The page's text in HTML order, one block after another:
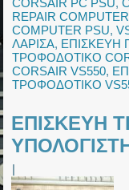
CORSAIR PC PSU,
REPAIR
COMPUTER PSU,
ΛΑΡΙΣΑ, ΕΠΙΣΚΕΥΗ
ΤΡΟΦΟΔΟΤΙΚΟ
CORSAIR VS550,
ΤΡΟΦΟΔΟΤΙΚΟ
ΕΠΙΣΚΕΥΗ
|